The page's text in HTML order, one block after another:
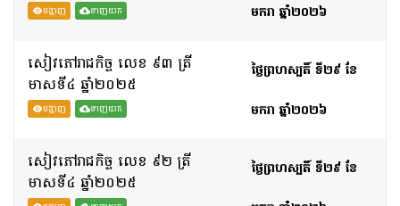
បង្ហាញ ទាញយក
មករា ឆ្នាំ២០២៦
សៀវភៅរាជកិច្ច លេខ ៩៣ ត្រី
មាសទី៤​ ឆ្នាំ២០២៥
បង្ហាញ ទាញយក
ថ្ងៃព្រហស្បតិ៍ ទី២៩ ខែ
មករា ឆ្នាំ២០២៦
សៀវភៅរាជកិច្ច លេខ ៩២ ត្រី
មាសទី៤​ ឆ្នាំ២០២៥
ថ្ងៃព្រហស្បតិ៍ ទី២៩ ខែ